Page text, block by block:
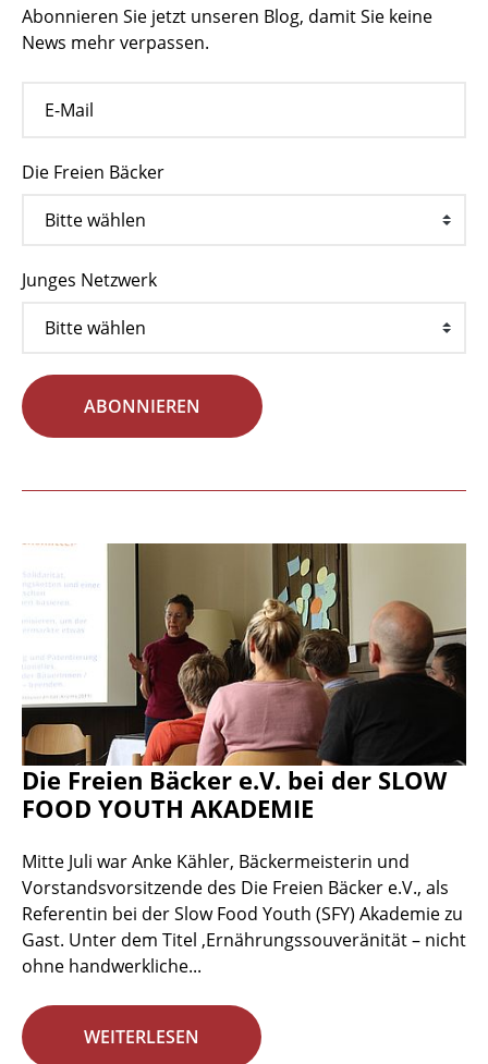
Abonnieren Sie jetzt unseren Blog, damit Sie keine
News mehr verpassen.
Die Freien Bäcker
Junges Netzwerk
ABONNIEREN
Die Freien Bäcker e.V. bei der SLOW
FOOD YOUTH AKADEMIE
Mitte Juli war Anke Kähler, Bäckermeisterin und
Vorstandsvorsitzende des Die Freien Bäcker e.V., als
Referentin bei der Slow Food Youth (SFY) Akademie zu
Gast. Unter dem Titel ‚Ernährungssouveränität – nicht
ohne handwerkliche...
WEITERLESEN